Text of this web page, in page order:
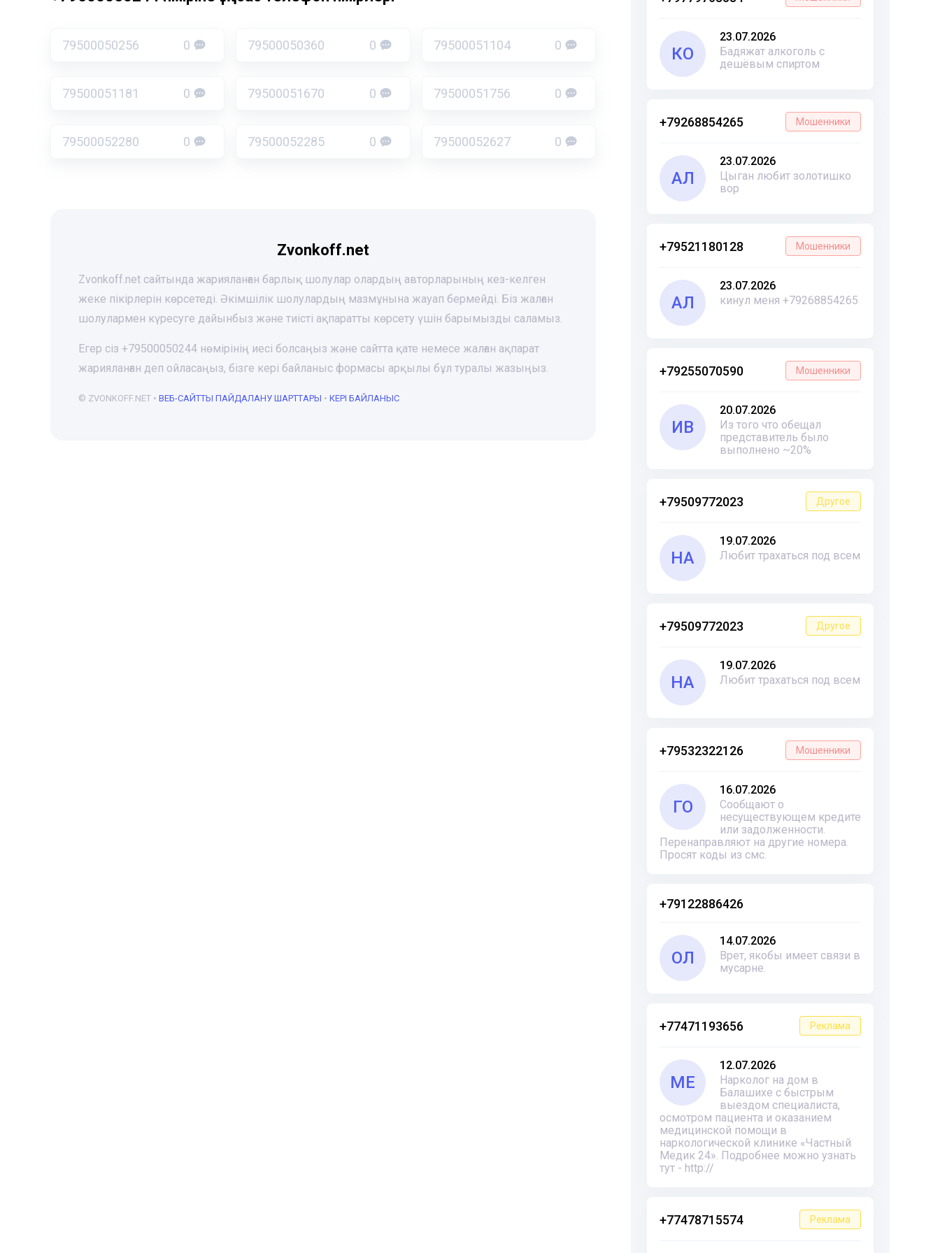
КО
23.07.2026
Бадяжат алкоголь с
дешёвым спиртом
+79268854265 Мошенники
АЛ
23.07.2026
Цыган любит золотишко
вор
+79521180128 Мошенники
АЛ
23.07.2026
кинул меня +79268854265
+79255070590 Мошенники
ИВ
20.07.2026
Из того что обещал
представитель было
выполнено ~20%
+79509772023 Другое
НА
19.07.2026
Любит трахаться под всем
+79509772023 Другое
НА
19.07.2026
Любит трахаться под всем
+79532322126 Мошенники
ГО
16.07.2026
Сообщают о
несуществующем кредите
или задолженности.
Перенаправляют на другие номера.
Просят коды из смс.
+79122886426
ОЛ
14.07.2026
Врет, якобы имеет связи в
мусарне.
+77471193656 Реклама
ME
12.07.2026
Нарколог на дом в
Балашихе с быстрым
выездом специалиста,
осмотром пациента и оказанием
медицинской помощи в
наркологической клинике «Частный
Медик 24». Подробнее можно узнать
тут - http://
+77478715574 Реклама
79500050256 0 79500050360 0 79500051104 0
79500051181 0 79500051670 0 79500051756 0
79500052280 0 79500052285 0 79500052627 0
Zvonkoff.net
Zvonkoff.net сайтында жарияланған барлық шолулар олардың авторларының кез-келген
жеке пікірлерін көрсетеді. Әкімшілік шолулардың мазмұнына жауап бермейді. Біз жалған
шолулармен күресуге дайынбыз және тиісті ақпаратты көрсету үшін барымызды саламыз.
Егер сіз +79500050244 нөмірінің иесі болсаңыз және сайтта қате немесе жалған ақпарат
жарияланған деп ойласаңыз, бізге кері байланыс формасы арқылы бұл туралы жазыңыз.
© ZVONKOFF.NET • ВЕБ-CАЙТТЫ ПАЙДАЛАНУ ШАРТТАРЫ • КЕРІ БАЙЛАНЫС